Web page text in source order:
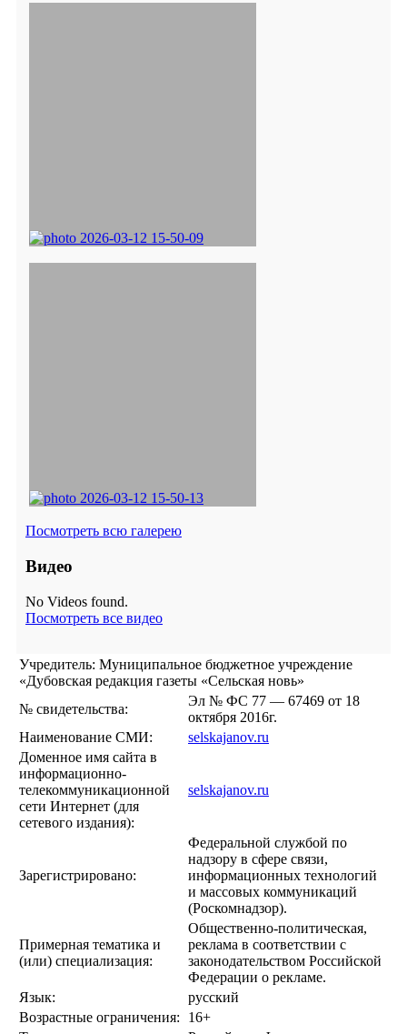
Посмотреть всю галерею
Видео
No Videos found.
Посмотреть все видео
Учредитель: Муниципальное бюджетное учреждение
«Дубовская редакция газеты «Сельская новь»
№ свидетельства:
Эл № ФС 77 — 67469 от 18
октября 2016г.
Наименование СМИ:
selskajanov.ru
Доменное имя сайта в
информационно-
телекоммуникационной
сети Интернет (для
сетевого издания):
selskajanov.ru
Зарегистрировано:
Федеральной службой по
надзору в сфере связи,
информационных технологий
и массовых коммуникаций
(Роскомнадзор).
Примерная тематика и
(или) специализация:
Общественно-политическая,
реклама в соответствии с
законодательством Российской
Федерации о рекламе.
Язык:
русский
Возрастные ограничения:
16+